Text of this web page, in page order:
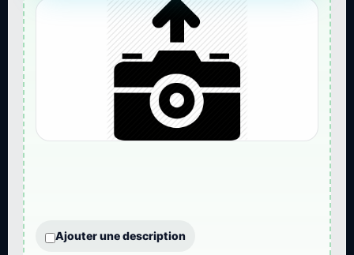
Ajouter une description